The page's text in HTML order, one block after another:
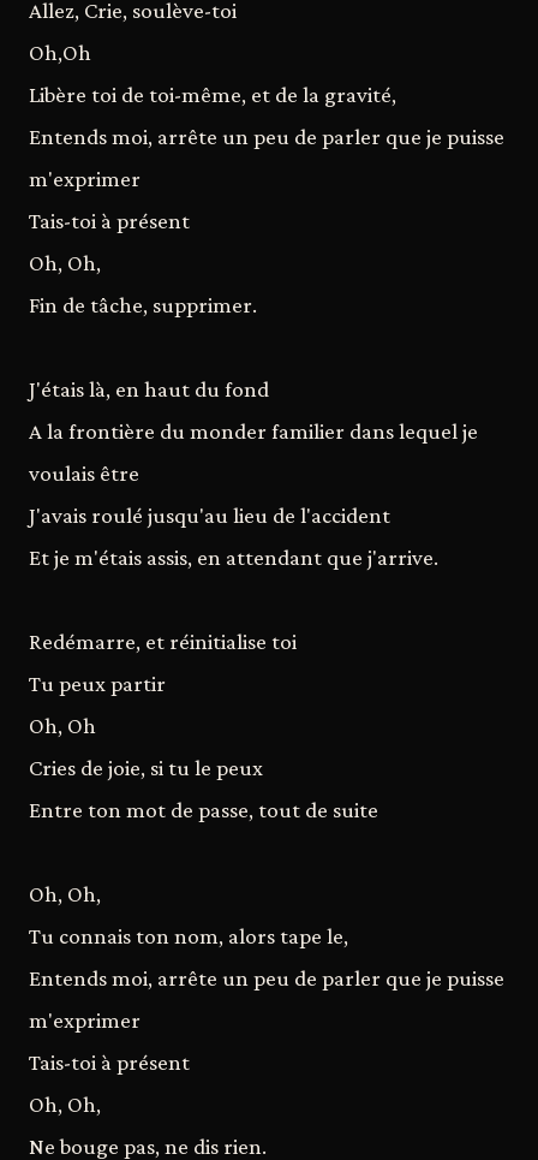
Allez, Crie, soulève-toi
Oh,Oh
Libère toi de toi-même, et de la gravité,
Entends moi, arrête un peu de parler que je puisse
m'exprimer
Tais-toi à présent
Oh, Oh,
Fin de tâche, supprimer.
J'étais là, en haut du fond
A la frontière du monder familier dans lequel je
voulais être
J'avais roulé jusqu'au lieu de l'accident
Et je m'étais assis, en attendant que j'arrive.
Redémarre, et réinitialise toi
Tu peux partir
Oh, Oh
Cries de joie, si tu le peux
Entre ton mot de passe, tout de suite
Oh, Oh,
Tu connais ton nom, alors tape le,
Entends moi, arrête un peu de parler que je puisse
m'exprimer
Tais-toi à présent
Oh, Oh,
Ne bouge pas, ne dis rien.